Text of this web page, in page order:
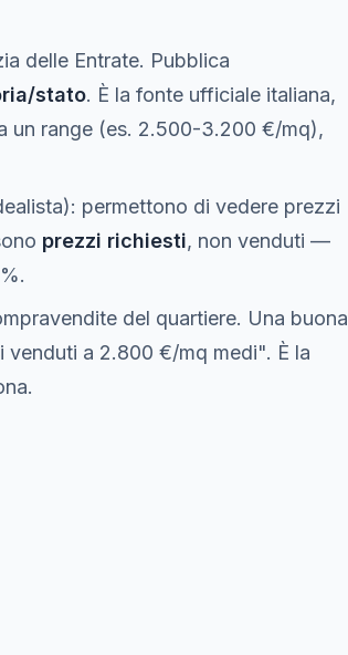
delle Entrate. Pubblica
stato. È la fonte ufficiale italiana,
un range (es. 2.500-3.200 €/mq),
permettono di vedere prezzi
prezzi richiesti, non venduti —
del quartiere. Una buona
venduti a 2.800 €/mq medi". È la